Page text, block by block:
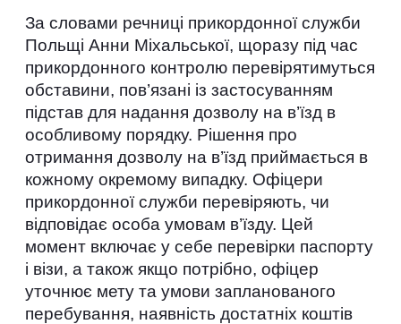
За словами речниці прикордонної служби
Польщі Анни Міхальської, щоразу під час
прикордонного контролю перевірятимуться
обставини, пов’язані із застосуванням
підстав для надання дозволу на в’їзд в
особливому порядку. Рішення про
отримання дозволу на в’їзд приймається в
кожному окремому випадку. Офіцери
прикордонної служби перевіряють, чи
відповідає особа умовам в’їзду. Цей
момент включає у себе перевірки паспорту
і візи, а також якщо потрібно, офіцер
уточнює мету та умови запланованого
перебування, наявність достатніх коштів